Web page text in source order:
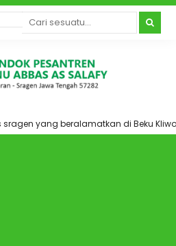
yang beralamatkan di Beku